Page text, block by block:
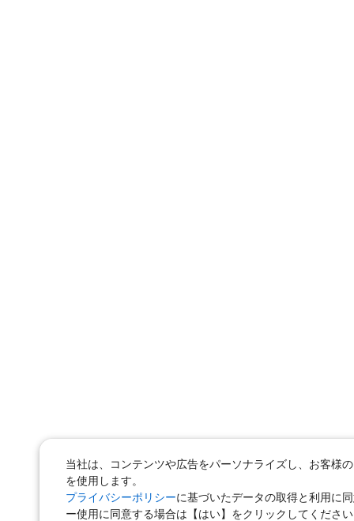
当社は、コンテンツや広告をパーソナライズし、お客様
を使用します。
プライバシーポリシーに基づいたデータの取得と利用に
ー使用に同意する場合は【はい】をクリックしてくださ